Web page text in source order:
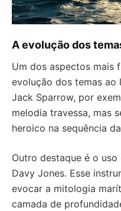
A evolução dos
Um dos aspectos mais
evolução dos temas ao
Jack Sparrow, por
melodia travessa, mas
heroico na sequência
Outro destaque é o
Davy Jones. Esse
evocar a mitologia
camada de